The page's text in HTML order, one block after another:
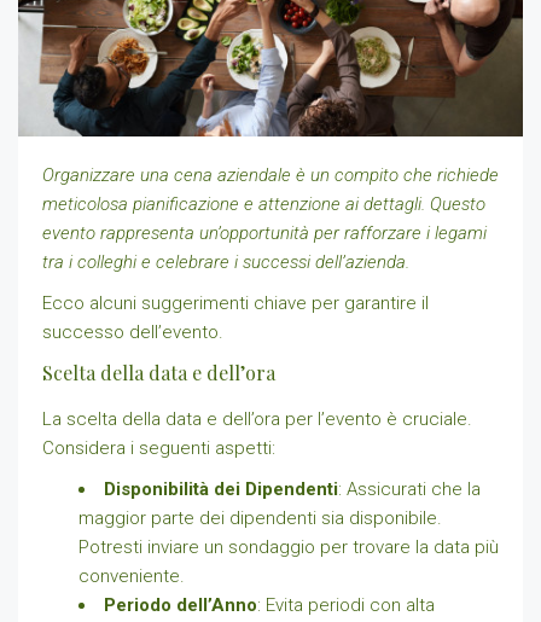
Organizzare una cena aziendale è un compito che richiede
meticolosa pianificazione e attenzione ai dettagli. Questo
evento rappresenta un’opportunità per rafforzare i legami
tra i colleghi e celebrare i successi dell’azienda.
Ecco alcuni suggerimenti chiave per garantire il
successo dell’evento.
Scelta della data e dell’ora
La scelta della data e dell’ora per l’evento è cruciale.
Considera i seguenti aspetti:
Disponibilità dei Dipendenti: Assicurati che la
maggior parte dei dipendenti sia disponibile.
Potresti inviare un sondaggio per trovare la data più
conveniente.
Periodo dell’Anno: Evita periodi con alta